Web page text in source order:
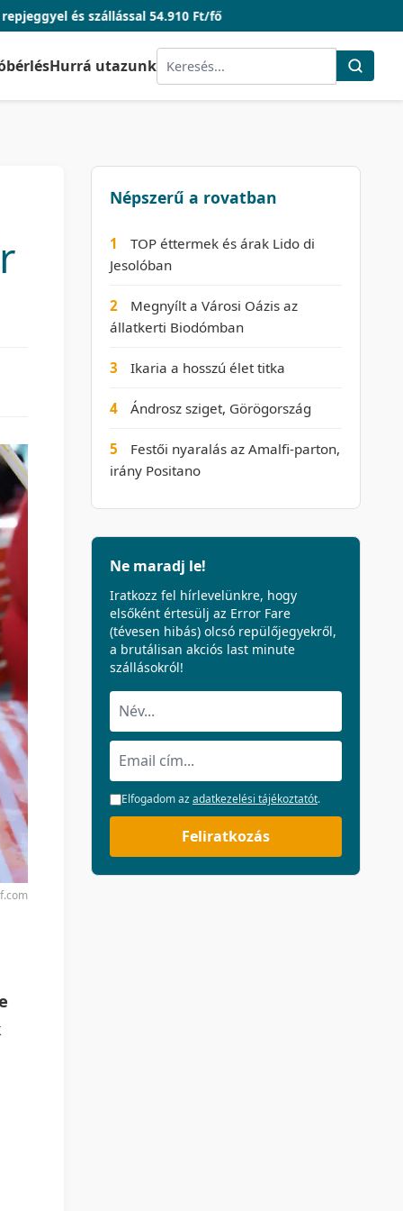
54.910 Ft/fő
Hurrá utazunk
Népszerű a rovatban
1
TOP éttermek és árak Lido di
Jesolóban
2
Megnyílt a Városi Oázis az
állatkerti Biodómban
3 Ikaria a hosszú élet titka
4 Ándrosz sziget, Görögország
5
Festői nyaralás az Amalfi-parton,
irány Positano
Ne maradj le!
Iratkozz fel hírlevelünkre, hogy
elsőként értesülj az Error Fare
(tévesen hibás) olcsó repülőjegyekről,
a brutálisan akciós last minute
szállásokról!
Elfogadom azadatkezelési tájékoztatót.
Feliratkozás